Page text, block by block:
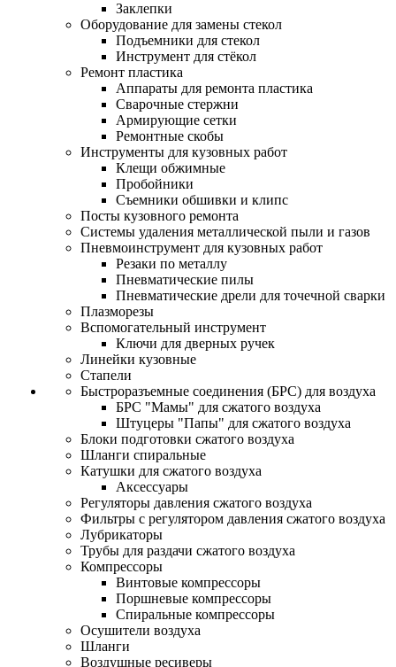
Заклепки
Оборудование для замены стекол
Подъемники для стекол
Инструмент для стёкол
Ремонт пластика
Аппараты для ремонта пластика
Сварочные стержни
Армирующие сетки
Ремонтные скобы
Инструменты для кузовных работ
Клещи обжимные
Пробойники
Съемники обшивки и клипс
Посты кузовного ремонта
Системы удаления металлической пыли и газов
Пневмоинструмент для кузовных работ
Резаки по металлу
Пневматические пилы
Пневматические дрели для точечной сварки
Плазморезы
Вспомогательный инструмент
Ключи для дверных ручек
Линейки кузовные
Стапели
Быстроразъемные соединения (БРС) для воздуха
БРС "Мамы" для сжатого воздуха
Штуцеры "Папы" для сжатого воздуха
Блоки подготовки сжатого воздуха
Шланги спиральные
Катушки для сжатого воздуха
Аксессуары
Регуляторы давления сжатого воздуха
Фильтры с регулятором давления сжатого воздуха
Лубрикаторы
Трубы для раздачи сжатого воздуха
Компрессоры
Винтовые компрессоры
Поршневые компрессоры
Спиральные компрессоры
Осушители воздуха
Шланги
Воздушные ресиверы